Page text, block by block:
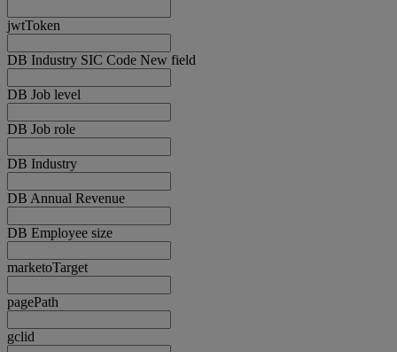
jwtToken
DB Industry SIC Code New field
DB Job level
DB Job role
DB Industry
DB Annual Revenue
DB Employee size
marketoTarget
pagePath
gclid